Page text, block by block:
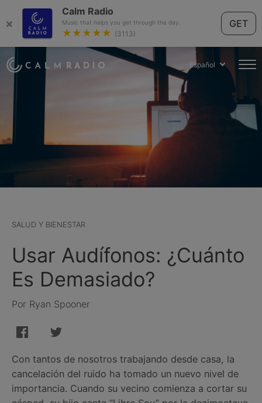
×
Calm Radio
Music that helps you get through the day.
★★★★★ (3113)
GET
Español
SALUD Y BIENESTAR
Usar Audífonos: ¿Cuánto
Es Demasiado?
Por Ryan Spooner
Con tantos de nosotros trabajando desde casa, la
cancelación del ruido ha tomado un nuevo nivel de
importancia. Cuando su vecino comienza a cortar su